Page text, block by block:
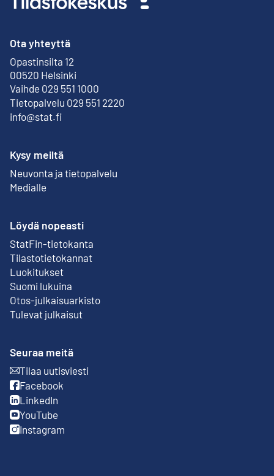
Ota yhteyttä
Opastinsilta 12
00520 Helsinki
Ulkoinen linkki
Vaihde 029 551 1000
Tietopalvelu 029 551 2220
info@stat.fi
Kysy meiltä
Neuvonta ja tietopalvelu
Medialle
Löydä nopeasti
StatFin-tietokanta
Ulkoinen linkki
Tilastotietokannat
Luokitukset
Suomi lukuina
Otos-julkaisuarkisto
Ulkoinen linkki
Tulevat julkaisut
Seuraa meitä
Tilaa uutisviesti
Ulkoinen linkki
Facebook
Ulkoinen linkki
LinkedIn
Ulkoinen linkki
YouTube
Ulkoinen linkki
Instagram
Ulkoinen linkki